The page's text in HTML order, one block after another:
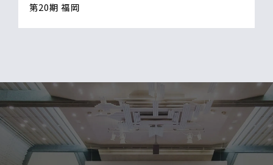
第20期 福岡